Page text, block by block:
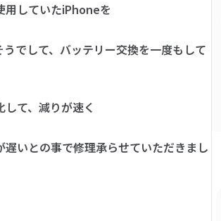
用していたiPhoneを
うでして、バッテリー交換を一度もして
て、減りが速く
遅いとの事で修理承らせていただきまし